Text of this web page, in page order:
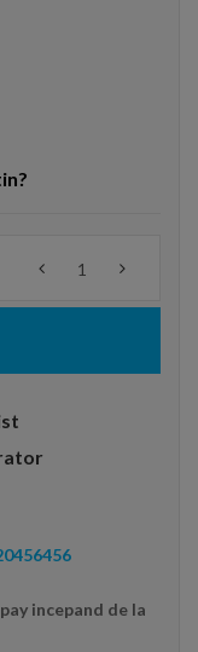
incepand de la